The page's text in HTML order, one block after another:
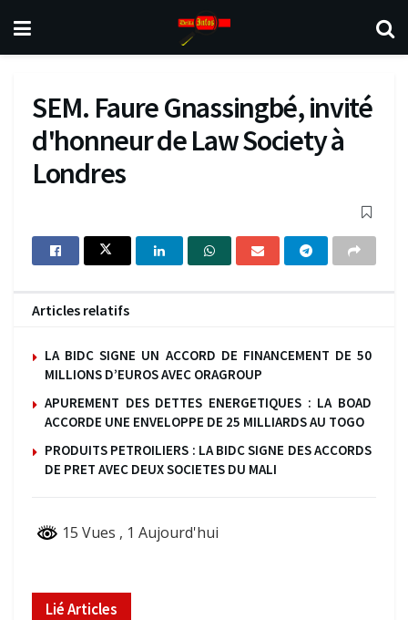
SEM. Faure Gnassingbé, invité
d'honneur de Law Society à
Londres
Articles relatifs
LA BIDC SIGNE UN ACCORD DE FINANCEMENT DE 50
MILLIONS D’EUROS AVEC ORAGROUP
APUREMENT DES DETTES ENERGETIQUES : LA BOAD
ACCORDE UNE ENVELOPPE DE 25 MILLIARDS AU TOGO
PRODUITS PETROILIERS : LA BIDC SIGNE DES ACCORDS
DE PRET AVEC DEUX SOCIETES DU MALI
15 Vues , 1 Aujourd'hui
LiéArticles